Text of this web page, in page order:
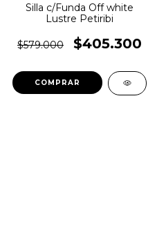
Silla c/Funda Off white
Lustre Petiribi
$579.000 $405.300